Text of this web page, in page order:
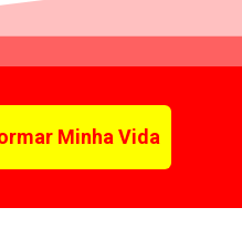
Minha Vida